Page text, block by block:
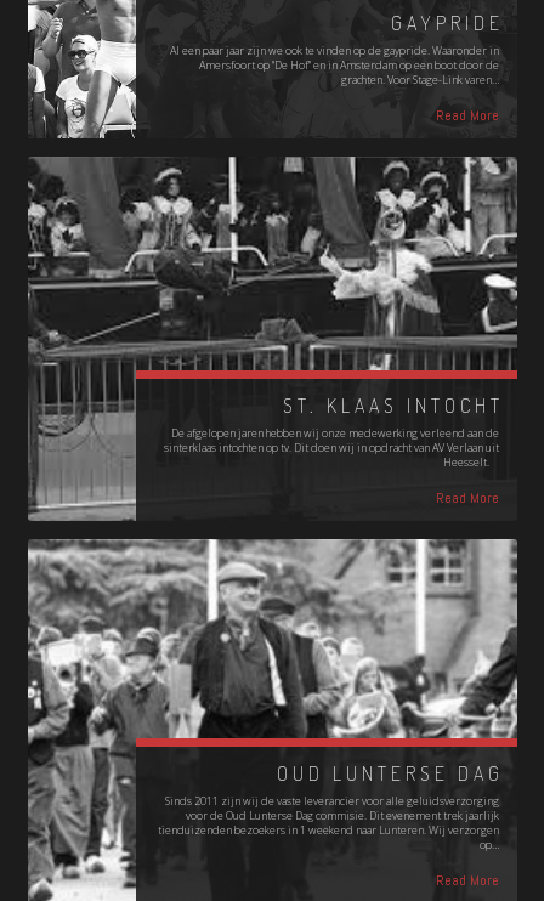
GAYPRIDE
Al een paar jaar zijn we ook te vinden op de gaypride. Waaronder in
Amersfoort op "De Hof" en in Amsterdam op een boot door de
grachten. Voor Stage-Link varen…
Read More
ST. KLAAS INTOCHT
De afgelopen jaren hebben wij onze medewerking verleend aan de
sinterklaas intochten op tv. Dit doen wij in opdracht van AV Verlaan uit
Heesselt.
Read More
OUD LUNTERSE DAG
Sinds 2011 zijn wij de vaste leverancier voor alle geluidsverzorging
voor de Oud Lunterse Dag commisie. Dit evenement trek jaarlijk
tienduizenden bezoekers in 1 weekend naar Lunteren. Wij verzorgen
op…
Read More